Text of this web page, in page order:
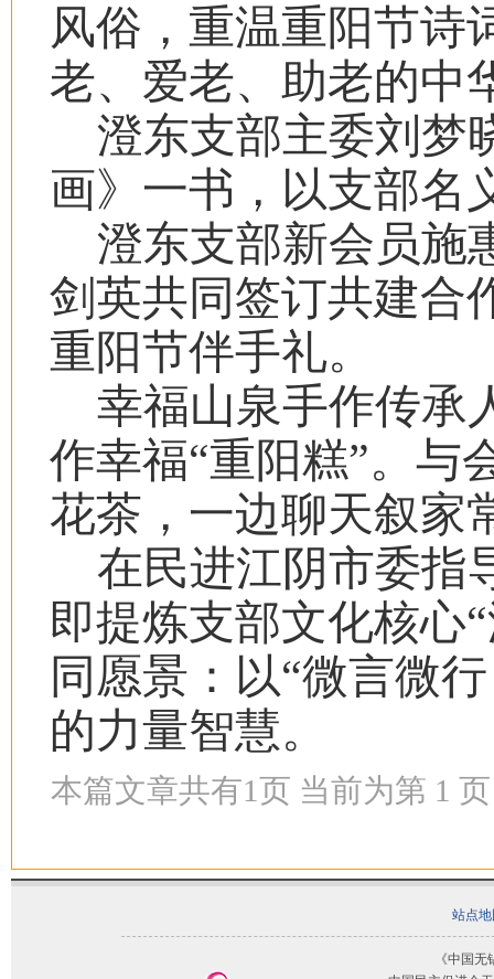
风俗，重温重阳节诗
老、爱老、助老的中
澄东支部主委刘梦
画》一书，以支部名
澄东支部新会员施
剑英共同签订共建合
重阳节伴手礼。
幸福山泉手作传承
作幸福“重阳糕”。与
花茶，一边聊天叙家
在民进江阴市委指
即提炼支部文化核心
同愿景：以“微言微
的力量智慧。
本篇文章共有1页 当前为第 1 页
站点
《中国